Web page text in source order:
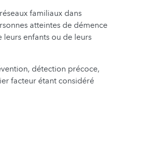
familiaux dans
atteintes de démence
enfants ou de leurs
détection précoce,
facteur étant considéré